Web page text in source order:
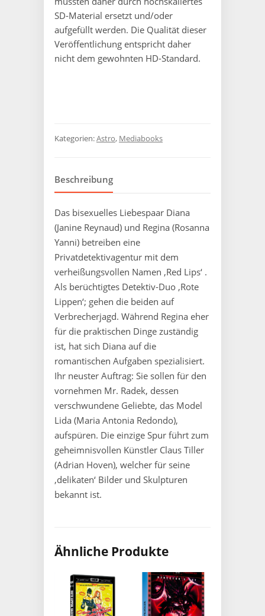
SD-Material ersetzt und/oder
aufgefüllt werden. Die Qualität dieser
Veröffentlichung entspricht daher
nicht dem gewohnten HD-Standard.
Kategorien:Astro, Mediabooks
Beschreibung
Das bisexuelles Liebespaar Diana
(Janine Reynaud) und Regina (Rosanna
Yanni) betreiben eine
Privatdetektivagentur mit dem
verheißungsvollen Namen ‚Red Lips‘ .
Als berüchtigtes Detektiv-Duo ‚Rote
Lippen‘; gehen die beiden auf
Verbrecherjagd. Während Regina eher
für die praktischen Dinge zuständig
ist, hat sich Diana auf die
romantischen Aufgaben spezialisiert.
Ihr neuster Auftrag: Sie sollen für den
vornehmen Mr. Radek, dessen
verschwundene Geliebte, das Model
Lida (Maria Antonia Redondo),
aufspüren. Die einzige Spur führt zum
geheimnisvollen Künstler Claus Tiller
(Adrian Hoven), welcher für seine
‚delikaten‘ Bilder und Skulpturen
bekannt ist.
Ähnliche Produkte